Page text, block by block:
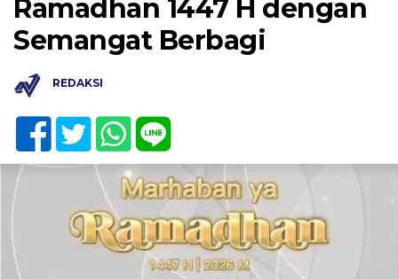
Ramadhan 1447 H dengan
Semangat Berbagi
REDAKSI